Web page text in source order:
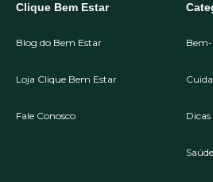
Clique Bem Estar
Blog do Bem Estar
Loja Clique Bem Estar
Fale Conosco
Bem-
Dicas